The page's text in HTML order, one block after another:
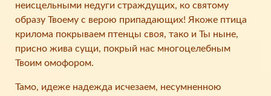
неисцельными недуги страждущих, ко святому
образу Твоему с верою припадающих! Якоже птица
крилома покрываем птенцы своя, тако и Ты ныне,
присно жива сущи, покрый нас многоцелебным
Твоим омофором.
Тамо, идеже надежда исчезаем, несумненною